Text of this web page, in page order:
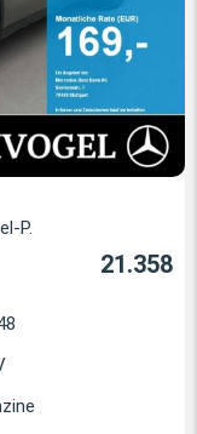
P.
21.358